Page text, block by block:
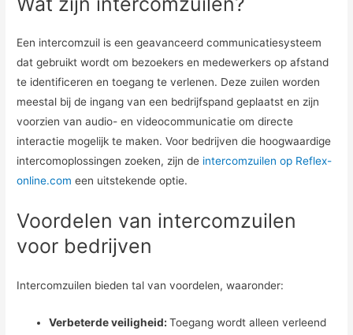
Een intercomzuil is een geavanceerd communicatiesysteem
dat gebruikt wordt om bezoekers en medewerkers op afstand
te identificeren en toegang te verlenen. Deze zuilen worden
meestal bij de ingang van een bedrijfspand geplaatst en zijn
voorzien van audio- en videocommunicatie om directe
interactie mogelijk te maken. Voor bedrijven die hoogwaardige
intercomoplossingen zoeken, zijn de intercomzuilen op Reflex-
online.com een uitstekende optie.
Voordelen van intercomzuilen
voor bedrijven
Intercomzuilen bieden tal van voordelen, waaronder:
Verbeterde veiligheid:Toegang wordt alleen verleend